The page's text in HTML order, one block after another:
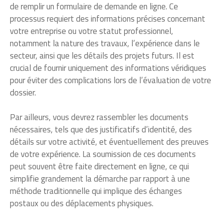
de remplir un formulaire de demande en ligne. Ce
processus requiert des informations précises concernant
votre entreprise ou votre statut professionnel,
notamment la nature des travaux, l’expérience dans le
secteur, ainsi que les détails des projets futurs. Il est
crucial de fournir uniquement des informations véridiques
pour éviter des complications lors de l’évaluation de votre
dossier.
Par ailleurs, vous devrez rassembler les documents
nécessaires, tels que des justificatifs d’identité, des
détails sur votre activité, et éventuellement des preuves
de votre expérience. La soumission de ces documents
peut souvent être faite directement en ligne, ce qui
simplifie grandement la démarche par rapport à une
méthode traditionnelle qui implique des échanges
postaux ou des déplacements physiques.